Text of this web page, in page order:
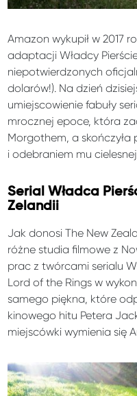
Amazon wykupił w 2017
adaptacji Władcy
niepotwierdzonych
dolarów!). Na dzień
umiejscowienie fabuły
mrocznej epoce, która
Morgothem, a
i odebraniem mu
Serial Władca
Zelandii
Jak donosi The New
różne studia filmowe z
prac z twórcami serialu
Lord of the Rings w
samego piękna, które
kinowego hitu Petera
miejscówki wymienia się